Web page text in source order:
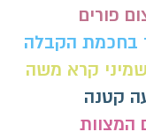
פורים
בחכמת הקבלה
קרא משה
קטנה
המצוות